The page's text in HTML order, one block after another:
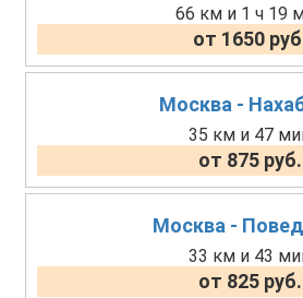
66 км и 1 ч 19
от 1650
Москва -
35 км и 47
от 875 руб.
Москва -
33 км и 43
от 825 руб.